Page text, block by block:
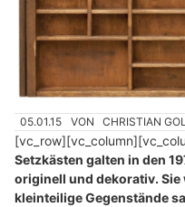
05.01.15 VON CHRISTIAN
Setzkästen galten in den
originell und dekorativ. Sie
kleinteilige Gegenstände